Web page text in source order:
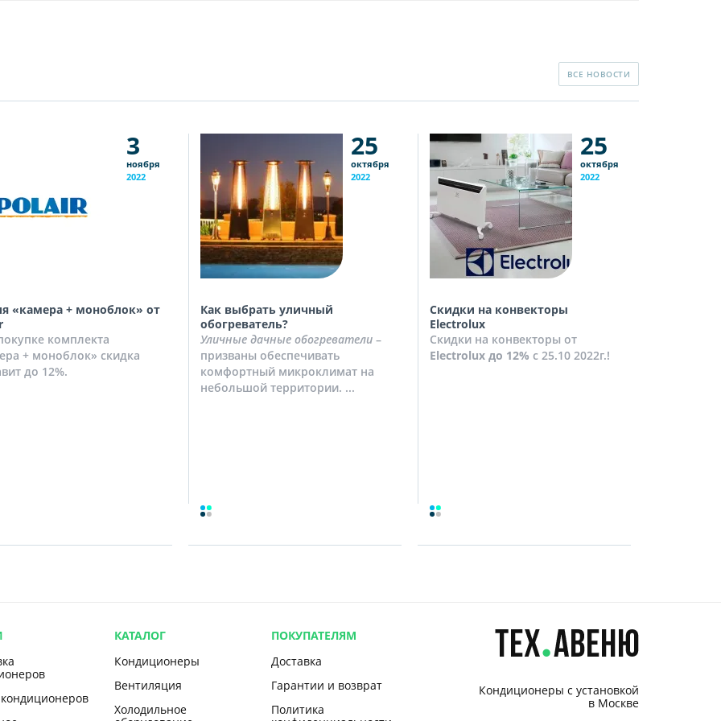
ВСЕ НОВОСТИ
3
ноября
2022
«камера + моноблок» от
комплекта
+ моноблок» скидка
до 12%.
25
октября
2022
Как выбрать уличный
обогреватель?
Уличные дачные обогреватели –
призваны обеспечивать
комфортный микроклимат на
небольшой территории. ...
25
октября
2022
Скидки на конвекторы
Electrolux
Скидки на конвекторы от
Electrolux до 12% с 25.10 2022г.!
КАТАЛОГ
Кондиционеры
Вентиляция
Холодильное
ПОКУПАТЕЛЯМ
Доставка
Гарантии и возврат
Политика
Кондиционеры с установкой
в Москве